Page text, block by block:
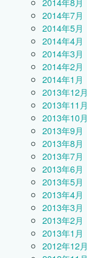
2014年7月
2014年5月
2014年4月
2014年3月
2014年2月
2014年1月
2013年12月
2013年11月
2013年10月
2013年9月
2013年8月
2013年7月
2013年6月
2013年5月
2013年4月
2013年3月
2013年2月
2013年1月
2012年12月